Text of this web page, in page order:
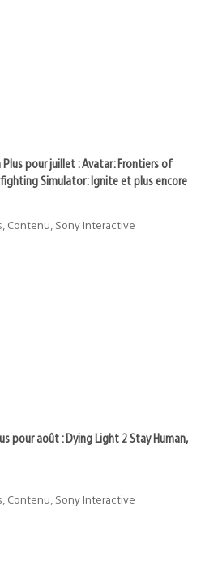
pour juillet : Avatar: Frontiers of
Simulator: Ignite et plus encore
Contenu, Sony Interactive
pour août : Dying Light 2 Stay Human,
Contenu, Sony Interactive